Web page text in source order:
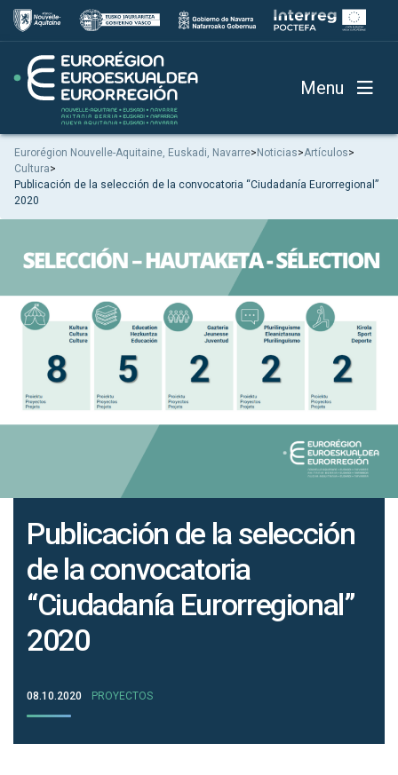
Menu
Eurorégion Nouvelle-Aquitaine, Euskadi, Navarre> Noticias>Artículos>
Cultura>
Publicación de la selección de la convocatoria “Ciudadanía Eurorregional”
2020
Publicación de la selección
de la convocatoria
“Ciudadanía Eurorregional”
2020
08.10.2020 PROYECTOS